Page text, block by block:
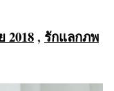
2018, รักแลกภพ